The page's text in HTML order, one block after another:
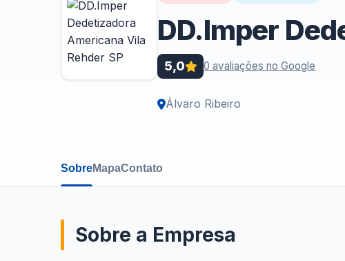
DD.Imper
5,0 0 avaliações no Google
Álvaro Ribeiro
SobreMapaContato
Sobre a Empresa